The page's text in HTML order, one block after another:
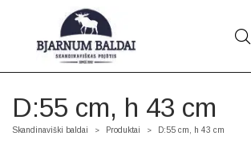
D:55 cm, h 43 cm
Skandinaviški baldai > Produktai > D:55 cm, h 43 cm